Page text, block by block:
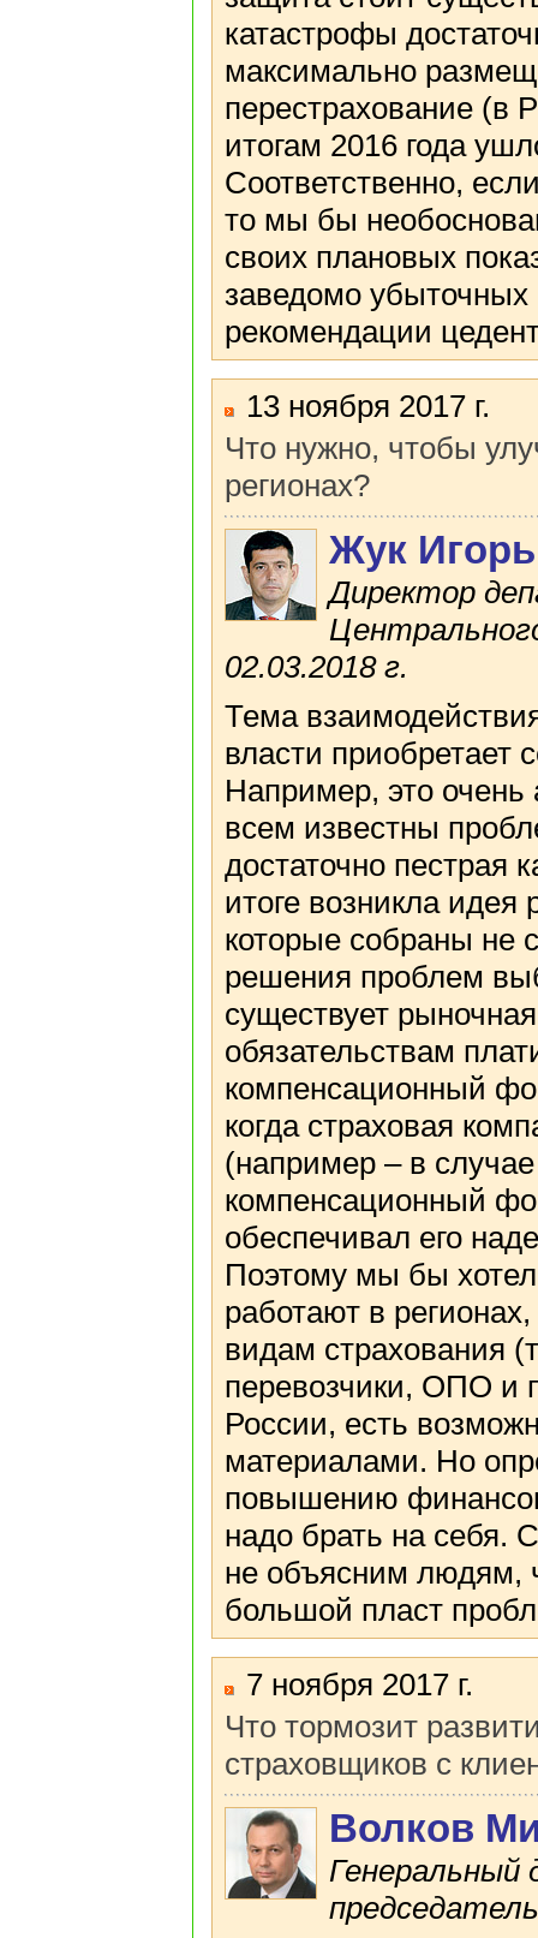
катастрофы
максимально
перестрахование (в
итогам 2016 года
Соответственно,
то мы бы
своих плановых
заведомо
рекомендации
13 ноября 2017 г.
Что нужно, чтобы
регионах?
Жук
Директор
02.03.2018 г.
Тема
власти приобретает
Например, это очень
всем известны
достаточно пестрая
итоге возникла
которые собраны не
решения проблем
существует
обязательствам
компенсационный
когда страховая
(например – в
компенсационный
обеспечивал его
Поэтому мы бы
работают в
видам страхования
перевозчики, ОПО и
России, есть
материалами. Но
повышению
надо брать на себя.
не объясним людям,
большой пласт
7 ноября 2017 г.
Что тормозит
страховщиков с
Волков